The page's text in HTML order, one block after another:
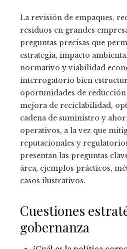
La revisión de empaques,
residuos en grandes
preguntas precisas que
estrategia, impacto
normativo y viabilidad
interrogatorio bien
oportunidades de
mejora de reciclabilidad,
cadena de suministro y
operativos, a la vez que
reputacionales y
presentan las preguntas
área, ejemplos prácticos,
casos ilustrativos.
Cuestiones
gobernanza